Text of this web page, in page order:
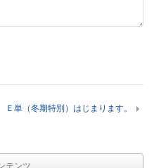
Ｅ単（冬期特別）はじまります。
テンツ